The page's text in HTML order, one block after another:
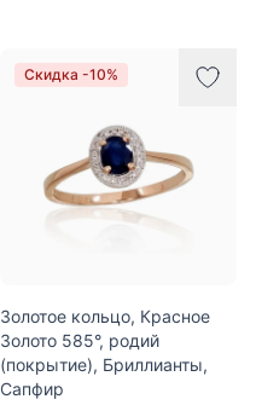
Скидка -10%
Золотое кольцо, Красное
Золото 585°, родий
(покрытие), Бриллианты,
Сапфир